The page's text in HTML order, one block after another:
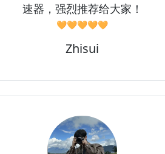
速器，强烈推荐给大家！
🧡🧡🧡🧡🧡
Zhisui